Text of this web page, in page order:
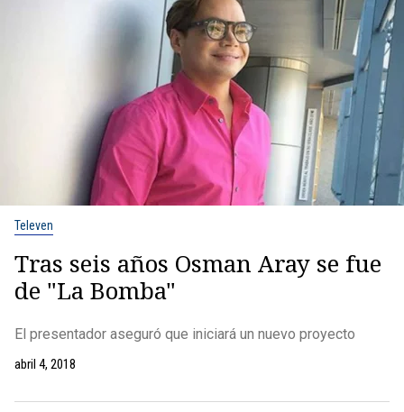
Televen
Tras seis años Osman Aray se fue
de "La Bomba"
El presentador aseguró que iniciará un nuevo proyecto
abril 4, 2018